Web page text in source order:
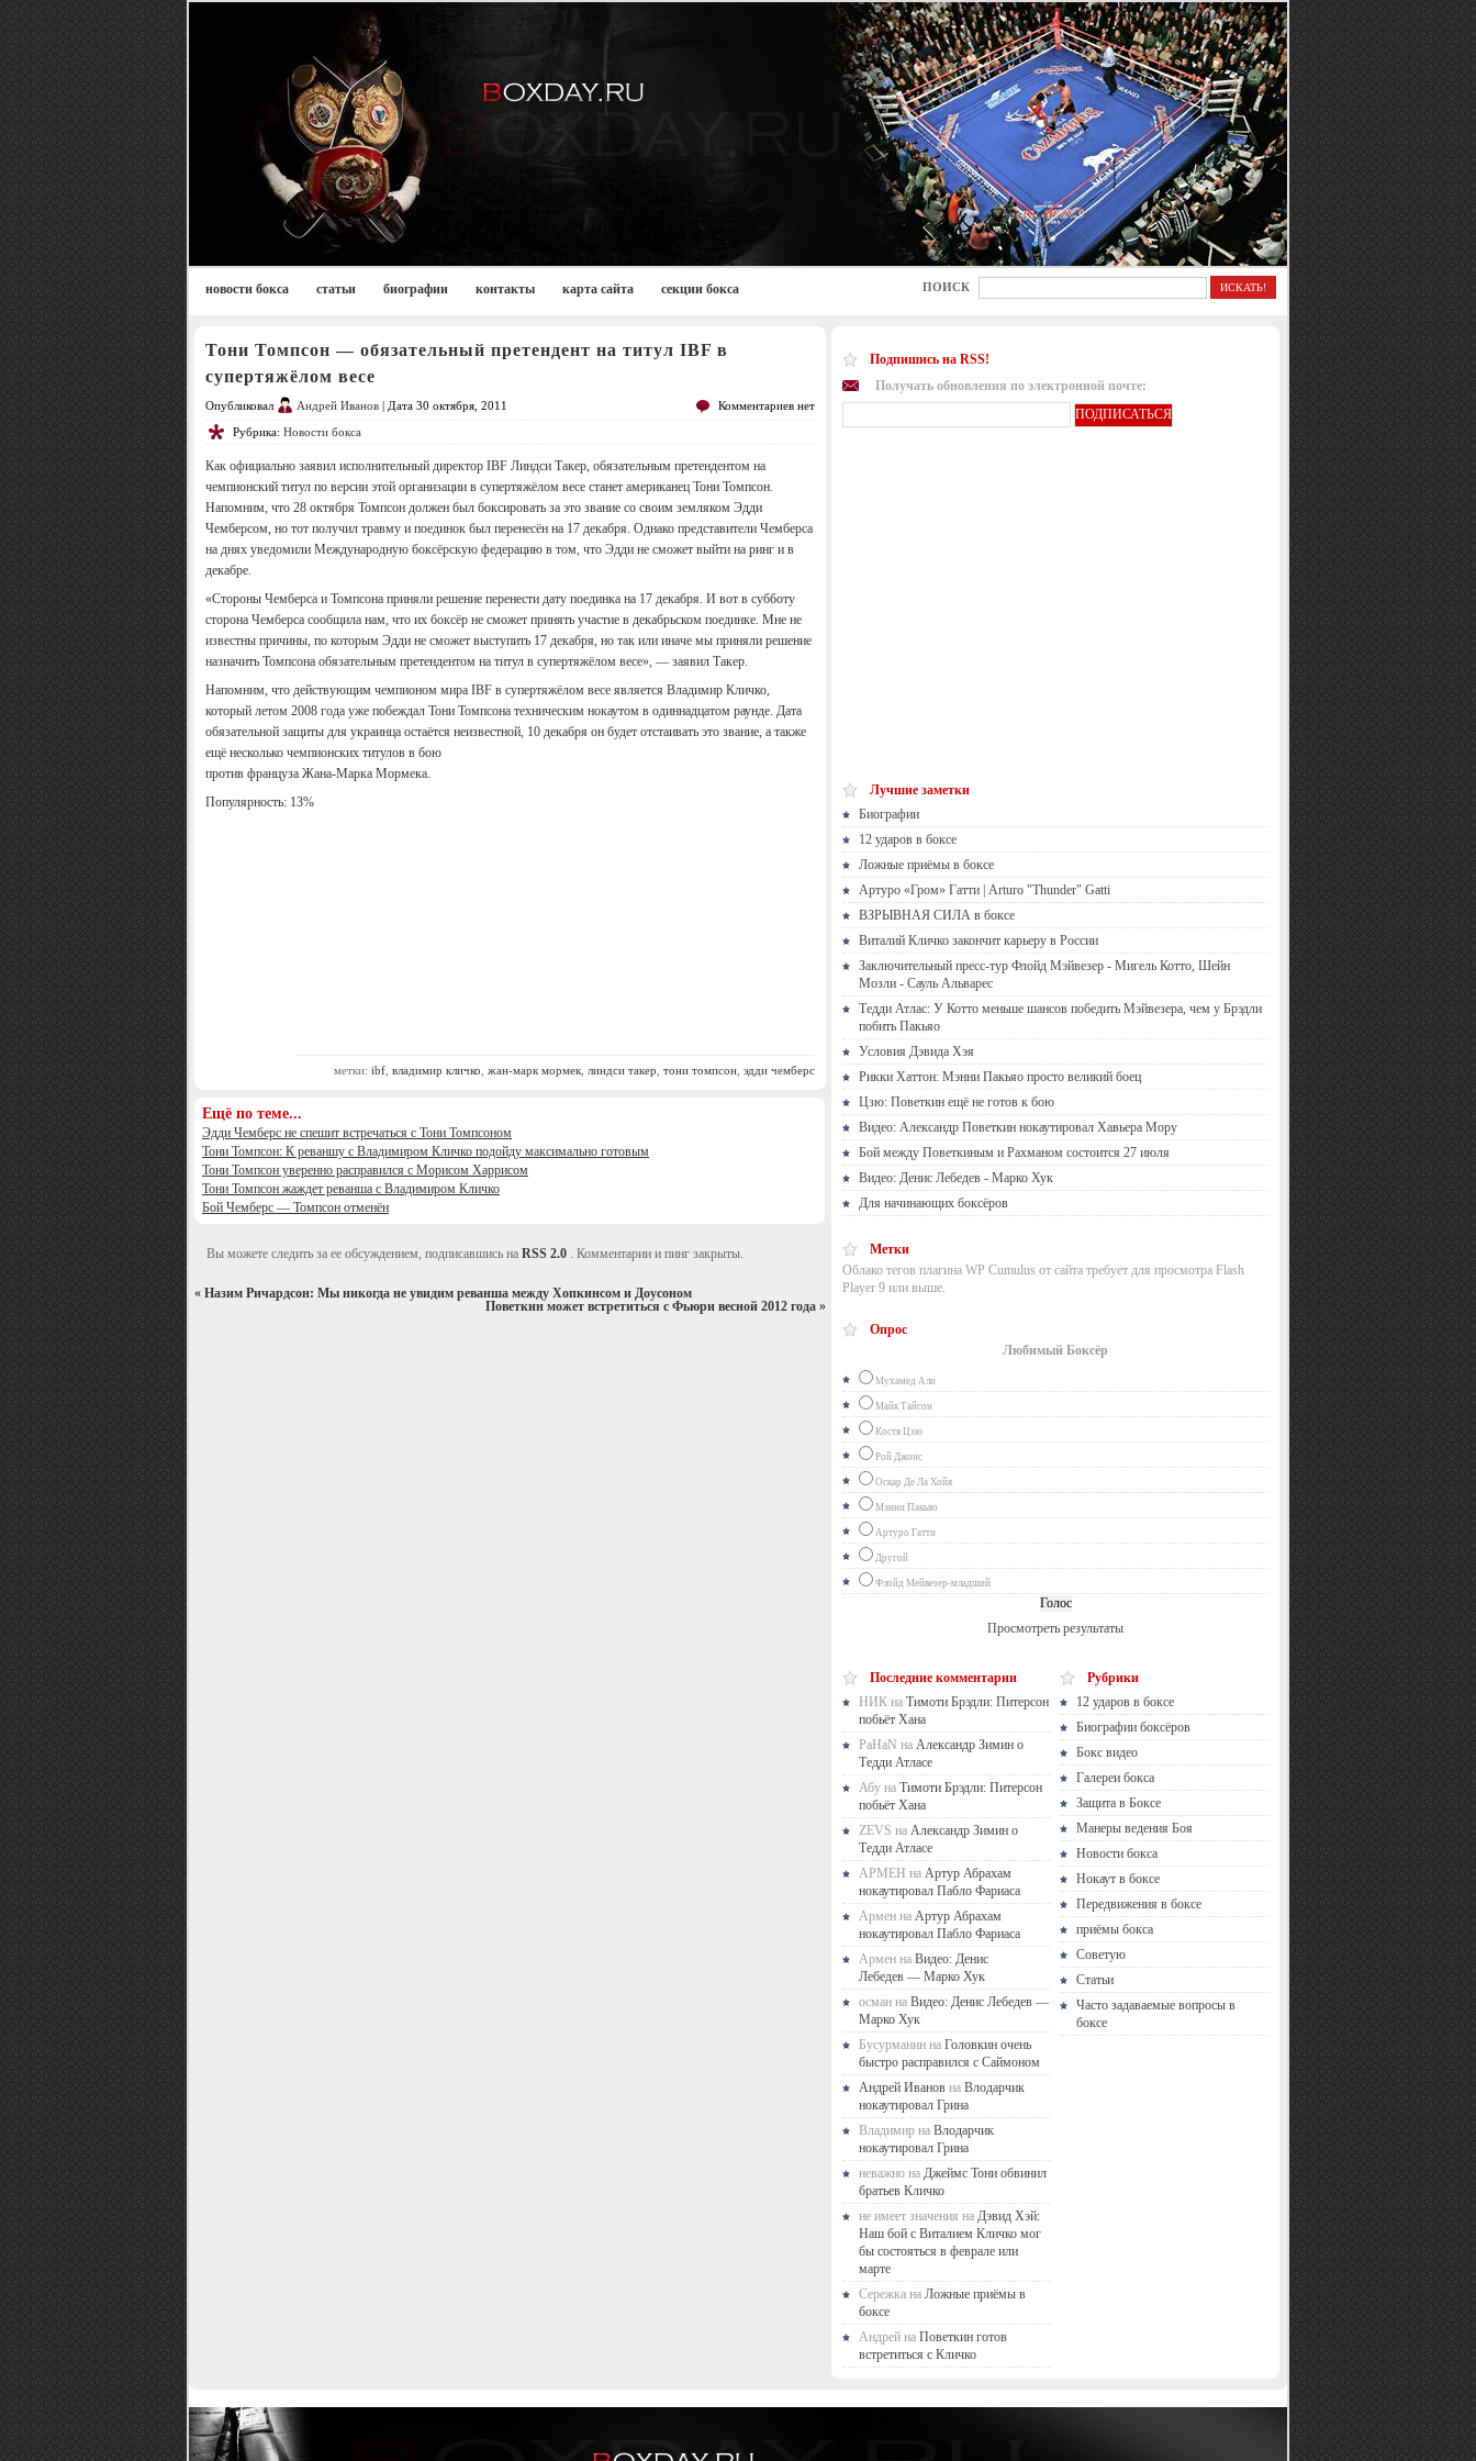
новости бокса статьи биографии контакты карта сайта секции бокса ПОИСК
Тони Томпсон — обязательный претендент на титул IBF в
супертяжёлом весе
Опубликовал Андрей Иванов | Дата 30 октября, 2011
Комментариев нет
Рубрика: Новости бокса
Как официально заявил исполнительный директор IBF Линдси Такер, обязательным претендентом на
чемпионский титул по версии этой организации в супертяжёлом весе станет американец Тони Томпсон.
Напомним, что 28 октября Томпсон должен был боксировать за это звание со своим земляком Эдди
Чемберсом, но тот получил травму и поединок был перенесён на 17 декабря. Однако представители Чемберса
на днях уведомили Международную боксёрскую федерацию в том, что Эдди не сможет выйти на ринг и в
декабре.
«Стороны Чемберса и Томпсона приняли решение перенести дату поединка на 17 декабря. И вот в субботу
сторона Чемберса сообщила нам, что их боксёр не сможет принять участие в декабрьском поединке. Мне не
известны причины, по которым Эдди не сможет выступить 17 декабря, но так или иначе мы приняли решение
назначить Томпсона обязательным претендентом на титул в супертяжёлом весе», — заявил Такер.
Напомним, что действующим чемпионом мира IBF в супертяжёлом весе является Владимир Кличко,
который летом 2008 года уже побеждал Тони Томпсона техническим нокаутом в одиннадцатом раунде. Дата
обязательной защиты для украинца остаётся неизвестной, 10 декабря он будет отстаивать это звание, а также
ещё несколько чемпионских титулов в бою
против француза Жана-Марка Мормека.
Популярность: 13%
метки: ibf владимир кличко жан-марк мормек линдси такер тони томпсон эдди чемберс
Ещё по теме...
Эдди Чемберс не спешит встречаться с Тони Томпсоном
Тони Томпсон: К реваншу с Владимиром Кличко подойду максимально готовым
Тони Томпсон уверенно расправился с Морисом Харрисом
Тони Томпсон жаждет реванша с Владимиром Кличко
Бой Чемберс — Томпсон отменён
Вы можете следить за ее обсуждением, подписавшись на RSS 2.0 . Комментарии и пинг закрыты.
« Назим Ричардсон: Мы никогда не увидим реванша между Хопкинсом и Доусоном
Поветкин может встретиться с Фьюри весной 2012 года »
Подпишись на RSS!
Получать обновления по электронной почте:
Лучшие заметки
Биографии
12 ударов в боксе
Ложные приёмы в боксе
Артуро «Гром» Гатти | Arturo "Thunder" Gatti
ВЗРЫВНАЯ СИЛА в боксе
Виталий Кличко закончит карьеру в России
Заключительный пресс-тур Флойд Мэйвезер - Мигель Котто, Шейн
Мозли - Сауль Альварес
Тедди Атлас: У Котто меньше шансов победить Мэйвезера, чем у Брэдли
побить Пакьяо
Условия Дэвида Хэя
Рикки Хаттон: Мэнни Пакьяо просто великий боец
Цзю: Поветкин ещё не готов к бою
Видео: Александр Поветкин нокаутировал Хавьера Мору
Бой между Поветкиным и Рахманом состоится 27 июля
Видео: Денис Лебедев - Марко Хук
Для начинающих боксёров
Метки
Облако тегов плагина WP Cumulus от сайта требует для просмотра Flash
Player 9 или выше.
Опрос
Любимый Боксёр
Мухамед Али
Майк Тайсон
Костя Цзю
Рой Джонс
Оскар Де Ла Хойя
Мэнни Пакьяо
Артуро Гатти
Другой
Флойд Мейвезер-младший
Просмотреть результаты
Последние комментарии
НИК на Тимоти Брэдли: Питерсон
побьёт Хана
PaHaN на Александр Зимин о
Тедди Атласе
Абу на Тимоти Брэдли: Питерсон
побьёт Хана
ZEVS на Александр Зимин о
Тедди Атласе
АРМЕН на Артур Абрахам
нокаутировал Пабло Фариаса
Армен на Артур Абрахам
нокаутировал Пабло Фариаса
Армен на Видео: Денис
Лебедев — Марко Хук
осман на Видео: Денис Лебедев —
Марко Хук
Бусурманин на Головкин очень
быстро расправился с Саймоном
Андрей Иванов на Влодарчик
нокаутировал Грина
Владимир на Влодарчик
нокаутировал Грина
неважно на Джеймс Тони обвинил
братьев Кличко
не имеет значения на Дэвид Хэй:
Наш бой с Виталием Кличко мог
бы состояться в феврале или
марте
Сережка на Ложные приёмы в
боксе
Андрей на Поветкин готов
встретиться с Кличко
Рубрики
12 ударов в боксе
Биографии боксёров
Бокс видео
Галереи бокса
Защита в Боксе
Манеры ведения Боя
Новости бокса
Нокаут в боксе
Передвижения в боксе
приёмы бокса
Советую
Статьи
Часто задаваемые вопросы в
боксе